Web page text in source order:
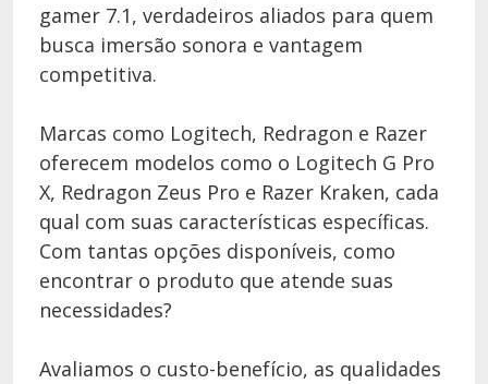
gamer 7.1, verdadeiros aliados para quem
busca imersão sonora e vantagem
competitiva.
Marcas como Logitech, Redragon e Razer
oferecem modelos como o Logitech G Pro
X, Redragon Zeus Pro e Razer Kraken, cada
qual com suas características específicas.
Com tantas opções disponíveis, como
encontrar o produto que atende suas
necessidades?
Avaliamos o custo-benefício, as qualidades